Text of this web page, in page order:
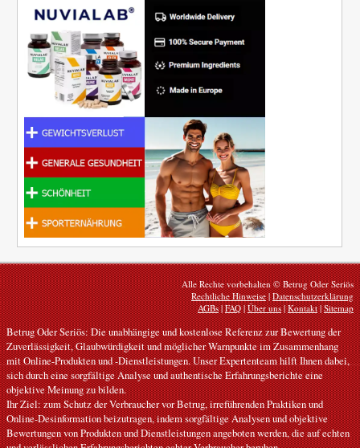
Alle Rechte vorbehalten © Betrug Oder Seriös
Rechtliche Hinweise|Datenschutzerklärung
AGBs|FAQ|Über uns|Kontakt|Sitemap
Betrug Oder Seriös: Die unabhängige und kostenlose Referenz zur Bewertung der
Zuverlässigkeit, Glaubwürdigkeit und möglicher Warnpunkte im Zusammenhang
mit Online-Produkten und -Dienstleistungen. Unser Expertenteam hilft Ihnen dabei,
sich durch eine sorgfältige Analyse und authentische Erfahrungsberichte eine
objektive Meinung zu bilden.
Ihr Ziel: zum Schutz der Verbraucher vor Betrug, irreführenden Praktiken und
Online-Desinformation beizutragen, indem sorgfältige Analysen und objektive
Bewertungen von Produkten und Dienstleistungen angeboten werden, die auf echten